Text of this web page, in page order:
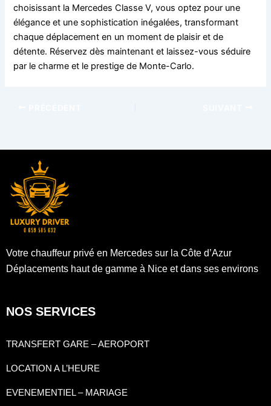
choisissant la Mercedes Classe V, vous optez pour une
élégance et une sophistication inégalées, transformant
chaque déplacement en un moment de plaisir et de
détente. Réservez dès maintenant et laissez-vous séduire
par le charme et le prestige de Monte-Carlo.
Votre chauffeur privé en Mercedes sur la Côte d’Azur
Déplacements haut de gamme à Nice et dans ses environs
NOS SERVICES
TRANSFERT GARE – AEROPORT
LOCATION A L’HEURE
EVENEMENTIEL – MARIAGE